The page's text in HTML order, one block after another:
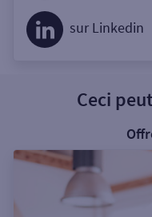
sur Linkedin
Ceci